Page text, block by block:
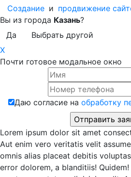
Создание и продвижение
Вы из города Казань?
Да
Выбрать другой
X
Почти готовое модальное окно
Даю согласие на обработку
Lorem ipsum dolor sit amet
Aut enim vero veritatis velit
omnis alias placeat debitis
error dolorem, a blanditiis!